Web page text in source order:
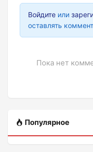
Войдите или
оставлять
Пока нет
Популярное